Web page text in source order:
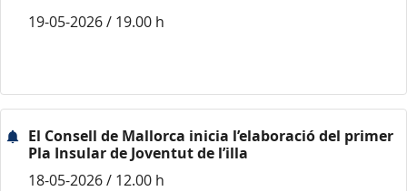
19-05-2026 / 19.00 h
El Consell de Mallorca inicia l’elaboració del primer
Pla Insular de Joventut de l’illa
18-05-2026 / 12.00 h